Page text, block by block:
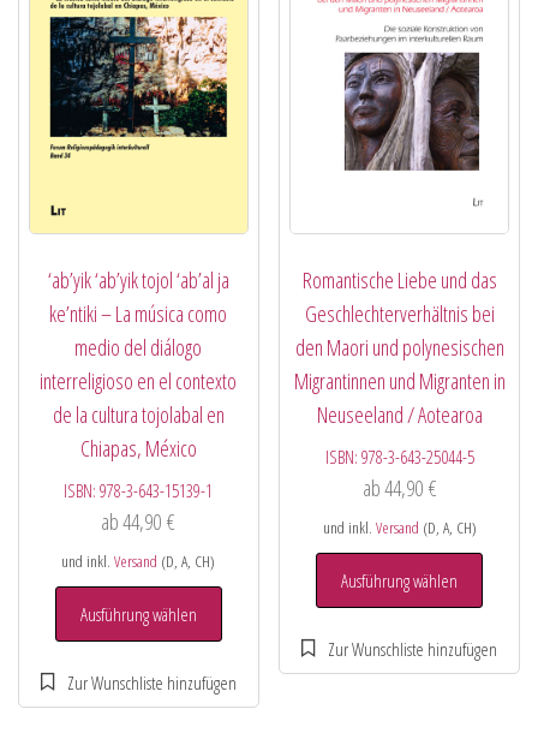
‘ab’yik ‘ab’yik tojol ‘ab’al ja
ke’ntiki – La música como
medio del diálogo
interreligioso en el contexto
de la cultura tojolabal en
Chiapas, México
ISBN:978-3-643-15139-1
ab44,90€
und inkl.Versand (D, A, CH)
Ausführung wählen
Romantische Liebe und das
Geschlechterverhältnis bei
den Maori und polynesischen
Migrantinnen und Migranten in
Neuseeland / Aotearoa
ISBN: 978-3-643-25044-5
ab44,90 €
und inkl. Versand (D, A, CH)
Ausführung wählen